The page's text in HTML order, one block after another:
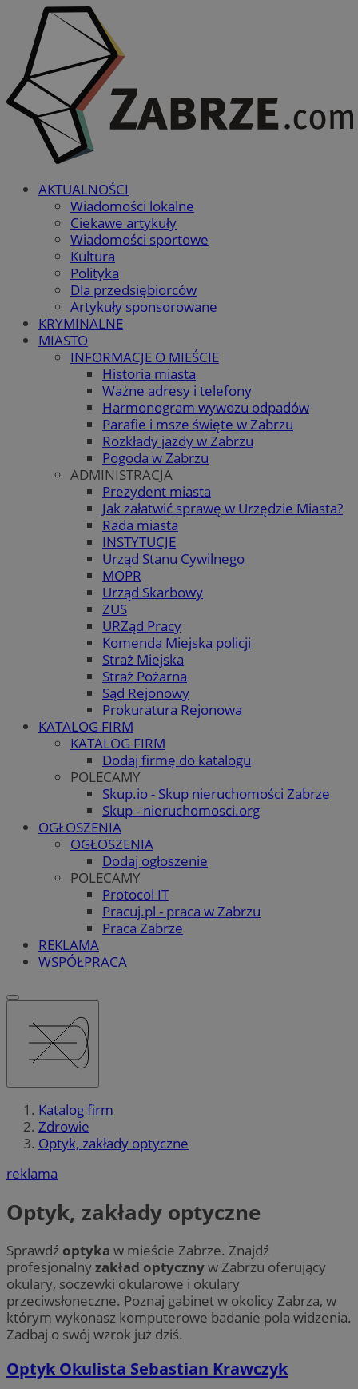
AKTUALNOŚCI
Wiadomości lokalne
Ciekawe artykuły
Wiadomości sportowe
Kultura
Polityka
Dla przedsiębiorców
Artykuły sponsorowane
KRYMINALNE
MIASTO
INFORMACJE O MIEŚCIE
Historia miasta
Ważne adresy i telefony
Harmonogram wywozu odpadów
Parafie i msze święte w Zabrzu
Rozkłady jazdy w Zabrzu
Pogoda w Zabrzu
ADMINISTRACJA
Prezydent miasta
Jak załatwić sprawę w Urzędzie Miasta?
Rada miasta
INSTYTUCJE
Urząd Stanu Cywilnego
MOPR
Urząd Skarbowy
ZUS
URZąd Pracy
Komenda Miejska policji
Straż Miejska
Straż Pożarna
Sąd Rejonowy
Prokuratura Rejonowa
KATALOG FIRM
KATALOG FIRM
Dodaj firmę do katalogu
POLECAMY
Skup.io - Skup nieruchomości Zabrze
Skup - nieruchomosci.org
OGŁOSZENIA
OGŁOSZENIA
Dodaj ogłoszenie
POLECAMY
Protocol IT
Pracuj.pl - praca w Zabrzu
Praca Zabrze
REKLAMA
WSPÓŁPRACA
Katalog firm
Zdrowie
Optyk, zakłady optyczne
reklama
Optyk, zakłady optyczne
Sprawdź optyka w mieście Zabrze. Znajdź
profesjonalnyzakład optycznyw Zabrzu oferujący
okulary, soczewki okularowe i okulary
przeciwsłoneczne. Poznaj gabinet w okolicy Zabrza, w
którym wykonasz komputerowe badanie pola widzenia.
Zadbaj o swój wzrok już dziś.
Optyk Okulista Sebastian Krawczyk